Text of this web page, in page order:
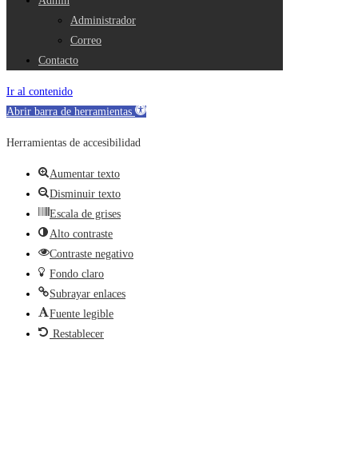
Administrador
Correo
Contacto
Ir al contenido
Abrir barra de herramientas
Herramientas de accesibilidad
Aumentar texto
Disminuir texto
Escala de grises
Alto contraste
Contraste negativo
Fondo claro
Subrayar enlaces
Fuente legible
Restablecer